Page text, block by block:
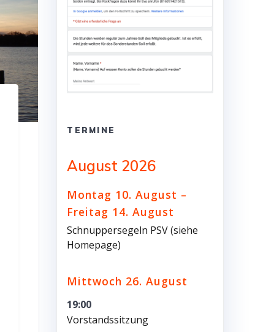
TERMINE
August 2026
Montag 10. August –
Freitag 14. August
Schnuppersegeln PSV (siehe
Homepage)
Mittwoch 26. August
19:00
Vorstandssitzung